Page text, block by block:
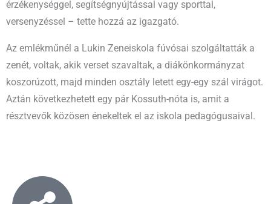
érzékenységgel, segítségnyújtással vagy sporttal,
versenyzéssel – tette hozzá az igazgató.
Az emlékműnél a Lukin Zeneiskola fúvósai szolgáltatták a
zenét, voltak, akik verset szavaltak, a diákönkormányzat
koszorúzott, majd minden osztály letett egy-egy szál virágot.
Aztán következhetett egy pár Kossuth-nóta is, amit a
résztvevők közösen énekeltek el az iskola pedagógusaival.